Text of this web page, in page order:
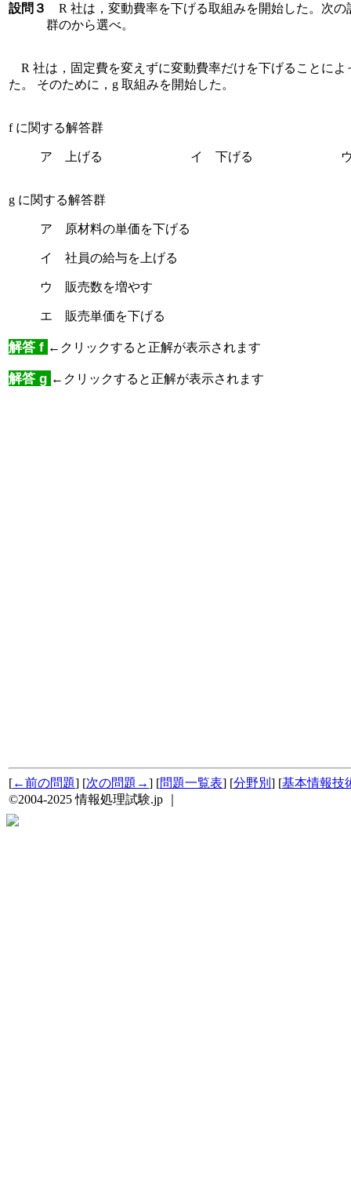
設問３
R 社は，変動費率を下げる取組みを開始した。次
群のから選べ。
R 社は，固定費を変えずに変動費率だけを下げることに
た。 そのために， g 取組みを開始した。
f に関する解答群
ア 上げる イ 下げる ウ 0
g に関する解答群
ア 原材料の単価を下げる
イ 社員の給与を上げる
ウ 販売数を増やす
エ 販売単価を下げる
解答 f ←クリックすると正解が表示されます
解答 g ←クリックすると正解が表示されます
[←前の問題] [次の問題→] [問題一覧表] [分野別 ] [基本情報技
©2004-2025 情報処理試験.jp ｜